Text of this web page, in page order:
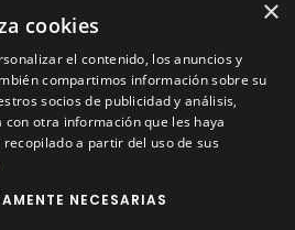
– Fuente Palmera 14120 Córdoba
×
cookies
el contenido, los anuncios y
compartimos información sobre su
socios de publicidad y análisis,
otra información que les haya
a partir del uso de sus
NECESARIAS